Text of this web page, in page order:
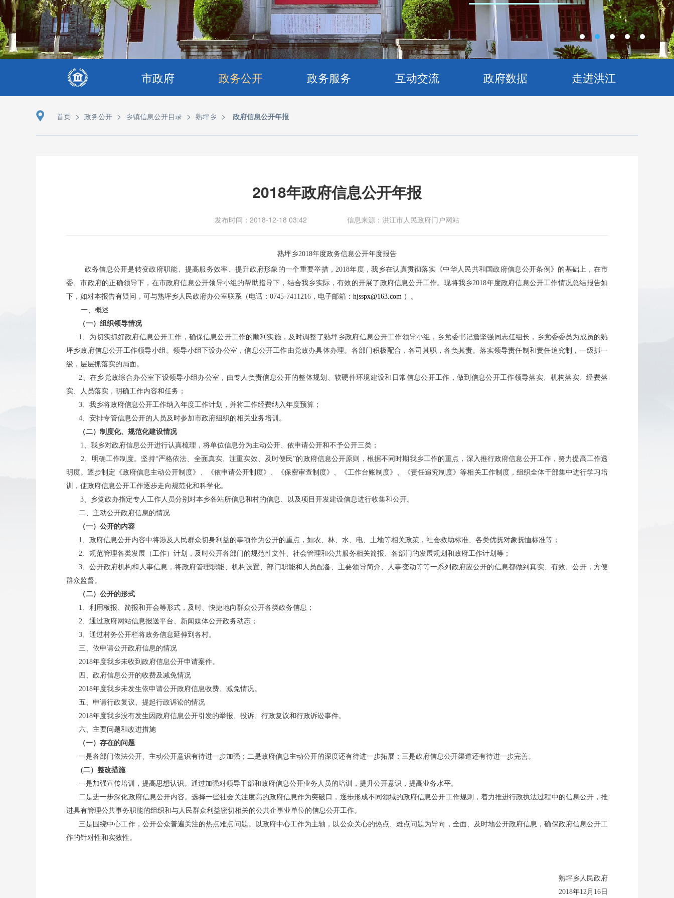
市政府 政务公开 政务服务 互动交流 政府数据 走进洪江
首页 > 政务公开 > 乡镇信息公开目录 > 熟坪乡 > 政府信息公开年报
2018年政府信息公开年报
发布时间：2018-12-18 03:42 信息来源：洪江市人民政府门户网站
熟坪乡2018年度政务信息公开年度报告
政务信息公开是转变政府职能、提高服务效率、提升政府形象的一个重要举措，2018年度，我乡在认真贯彻落实《中华人民共和国政府信息公开条例》的基础上，在市
委、市政府的正确领导下，在市政府信息公开领导小组的帮助指导下，结合我乡实际，有效的开展了政府信息公开工作。现将我乡2018年度政府信息公开工作情况总结报告如
下，如对本报告有疑问，可与熟坪乡人民政府办公室联系（电话： 0745-7411216 ，电子邮箱： hjsspx@163.com ）。
一、概述
（一）组织领导情况
1、为切实抓好政府信息公开工作，确保信息公开工作的顺利实施，及时调整了熟坪乡政府信息公开工作领导小组，乡党委书记詹坚强同志任组长，乡党委委员为成员的熟
坪乡政府信息公开工作领导小组。领导小组下设办公室，信息公开工作由党政办具体办理。各部门积极配合，各司其职，各负其责。落实领导责任制和责任追究制，一级抓一
级，层层抓落实的局面。
2、在乡党政综合办公室下设领导小组办公室，由专人负责信息公开的整体规划、软硬件环境建设和日常信息公开工作，做到信息公开工作领导落实、机构落实、经费落
实、人员落实，明确工作内容和任务；
3、我乡将政府信息公开工作纳入年度工作计划，并将工作经费纳入年度预算；
4、安排专管信息公开的人员及时参加市政府组织的相关业务培训。
（二）制度化、规范化建设情况
1、我乡对政府信息公开进行认真梳理，将单位信息分为主动公开、依申请公开和不予公开三类；
2、明确工作制度。坚持“严格依法、全面真实、注重实效、及时便民”的政府信息公开原则，根据不同时期我乡工作的重点，深入推行政府信息公开工作，努力提高工作透
明度。逐步制定《政府信息主动公开制度》、《依申请公开制度》、《保密审查制度》、《工作台账制度》、《责任追究制度》等相关工作制度，组织全体干部集中进行学习培
训，使政府信息公开工作逐步走向规范化和科学化。
3、乡党政办指定专人工作人员分别对本乡各站所信息和村的信息、以及项目开发建设信息进行收集和公开。
二、主动公开政府信息的情况
（一）公开的内容
1、政府信息公开内容中将涉及人民群众切身利益的事项作为公开的重点，如农、林、水、电、土地等相关政策，社会救助标准、各类优抚对象抚恤标准等；
2、规范管理各类发展（工作）计划，及时公开各部门的规范性文件、社会管理和公共服务相关简报、各部门的发展规划和政府工作计划等；
3、公开政府机构和人事信息，将政府管理职能、机构设置、部门职能和人员配备、主要领导简介、人事变动等等一系列政府应公开的信息都做到真实、有效、公开，方便
群众监督。
（二）公开的形式
1、利用板报、简报和开会等形式，及时、快捷地向群众公开各类政务信息；
2、通过政府网站信息报送平台、新闻媒体公开政务动态；
3、通过村务公开栏将政务信息延伸到各村。
三、依申请公开政府信息的情况
2018年度我乡未收到政府信息公开申请案件。
四、政府信息公开的收费及减免情况
2018年度我乡未发生依申请公开政府信息收费、减免情况。
五、申请行政复议、提起行政诉讼的情况
2018年度我乡没有发生因政府信息公开引发的举报、投诉、行政复议和行政诉讼事件。
六、主要问题和改进措施
（一）存在的问题
一是各部门依法公开、主动公开意识有待进一步加强；二是政府信息主动公开的深度还有待进一步拓展；三是政府信息公开渠道还有待进一步完善。
(二）整改措施
一是加强宣传培训，提高思想认识。通过加强对领导干部和政府信息公开业务人员的培训，提升公开意识，提高业务水平。
二是进一步深化政府信息公开内容。选择一些社会关注度高的政府信息作为突破口，逐步形成不同领域的政府信息公开工作规则，着力推进行政执法过程中的信息公开，推
进具有管理公共事务职能的组织和与人民群众利益密切相关的公共企事业单位的信息公开工作。
三是围绕中心工作，公开公众普遍关注的热点难点问题。以政府中心工作为主轴，以公众关心的热点、难点问题为导向，全面、及时地公开政府信息，确保政府信息公开工
作的针对性和实效性。
熟坪乡人民政府
2018年12月 16 日